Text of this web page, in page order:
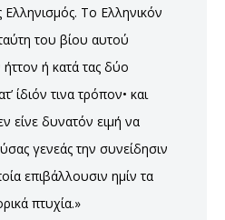
Ελληνισμός. Το Ελληνικόν
του βίου αυτού
ή κατά τας δύο
ίδιόν τινα τρόπον• και
είνε δυνατόν ειμή να
γενεάς την συνείδησιν
επιβάλλουσιν ημίν τα
πτυχία.»